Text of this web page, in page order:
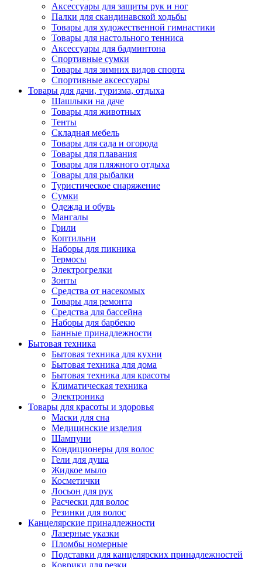
Аксессуары для защиты рук и ног
Палки для скандинавской ходьбы
Товары для художественной гимнастики
Товары для настольного тенниса
Аксессуары для бадминтона
Спортивные сумки
Товары для зимних видов спорта
Спортивные аксессуары
Товары для дачи, туризма, отдыха
Шашлыки на даче
Товары для животных
Тенты
Складная мебель
Товары для сада и огорода
Товары для плавания
Товары для пляжного отдыха
Товары для рыбалки
Туристическое снаряжение
Сумки
Одежда и обувь
Мангалы
Грили
Коптильни
Наборы для пикника
Термосы
Электрогрелки
Зонты
Средства от насекомых
Товары для ремонта
Средства для бассейна
Наборы для барбекю
Банные принадлежности
Бытовая техника
Бытовая техника для кухни
Бытовая техника для дома
Бытовая техника для красоты
Климатическая техника
Электроника
Товары для красоты и здоровья
Маски для сна
Медицинские изделия
Шампуни
Кондиционеры для волос
Гели для душа
Жидкое мыло
Косметички
Лосьон для рук
Расчески для волос
Резинки для волос
Канцелярские принадлежности
Лазерные указки
Пломбы номерные
Подставки для канцелярских принадлежностей
Коврики для резки